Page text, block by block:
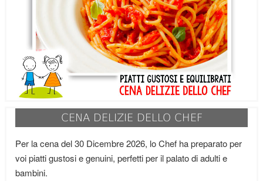
CENA DELIZIE DELLO CHEF
Per la cena del 30 Dicembre 2026, lo Chef ha preparato per
voi piatti gustosi e genuini, perfetti per il palato di adulti e
bambini.